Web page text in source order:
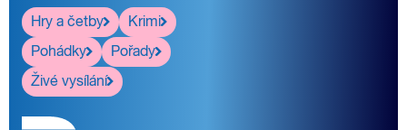
Hry a četby
Krimi
Pohádky
Pořady
Živé vysílání